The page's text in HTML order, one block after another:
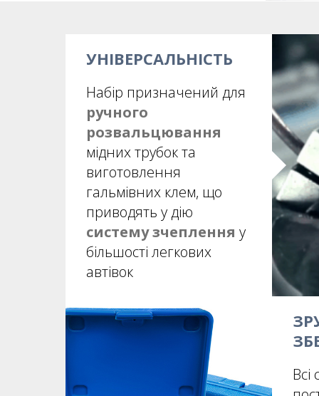
УНІВЕРСАЛЬНІСТЬ
Набір призначений для
ручного
розвальцювання
мідних трубок та
виготовлення
гальмівних клем, що
приводять у дію
систему зчеплення у
більшості легкових
автівок
Всі